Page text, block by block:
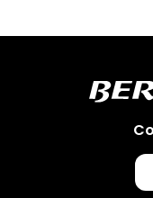
d'erreur de notre part.
Adresse de retour :
Bernaudeau Cycles
70 rue du Clair Bocage
85000, Mouilleron-